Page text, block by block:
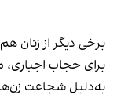
برخی دیگر از زنان
برای حجاب
به‌دلیل شجاعت